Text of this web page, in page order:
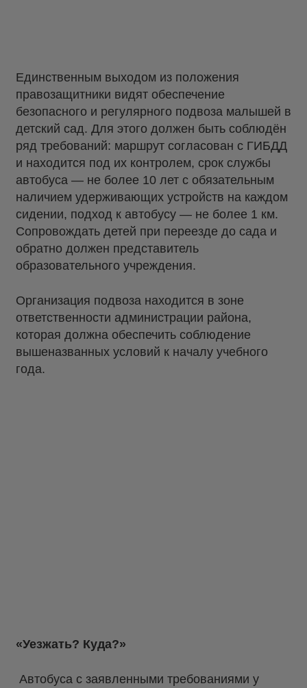
Единственным выходом из положения
правозащитники видят обеспечение
безопасного и регулярного подвоза малышей в
детский сад. Для этого должен быть соблюдён
ряд требований: маршрут согласован с ГИБДД
и находится под их контролем, срок службы
автобуса — не более 10 лет с обязательным
наличием удерживающих устройств на каждом
сидении, подход к автобусу — не более 1 км.
Сопровождать детей при переезде до сада и
обратно должен представитель
образовательного учреждения.
Организация подвоза находится в зоне
ответственности администрации района,
которая должна обеспечить соблюдение
вышеназванных условий к началу учебного
года.
«Уезжать? Куда?»
Автобуса с заявленными требованиями у